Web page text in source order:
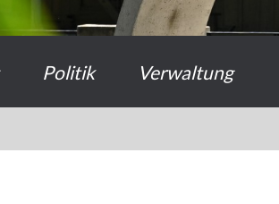
Politik Verwaltung